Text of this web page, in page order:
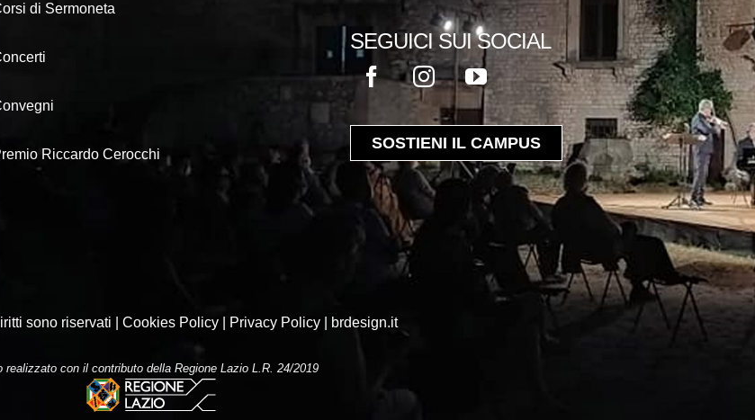
di Sermoneta
Riccardo Cerocchi
SEGUICI SUI SOCIAL
SOSTIENI IL CAMPUS
sono riservati | Cookies Policy | Privacy Policy | brdesign.it
realizzato con il contributo della Regione Lazio L.R. 24/2019